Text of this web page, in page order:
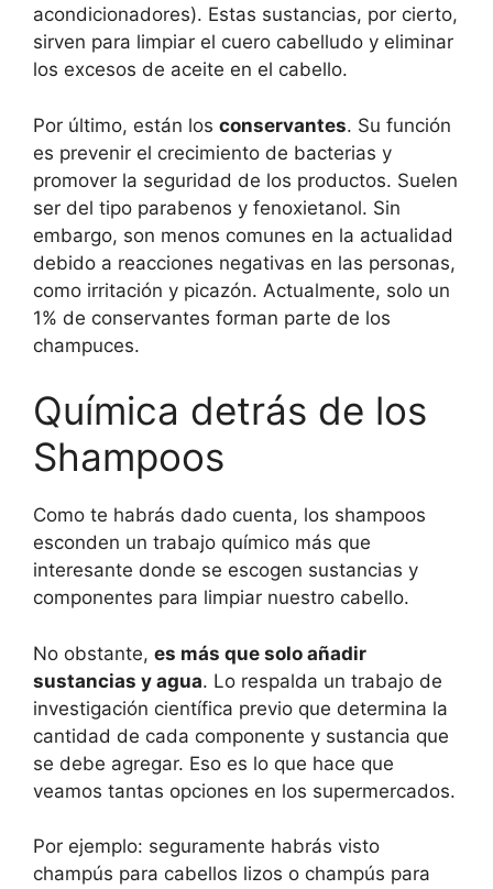
acondicionadores). Estas sustancias, por cierto,
sirven para limpiar el cuero cabelludo y eliminar
los excesos de aceite en el cabello.
Por último, están los conservantes. Su función
es prevenir el crecimiento de bacterias y
promover la seguridad de los productos. Suelen
ser del tipo parabenos y fenoxietanol. Sin
embargo, son menos comunes en la actualidad
debido a reacciones negativas en las personas,
como irritación y picazón. Actualmente, solo un
1% de conservantes forman parte de los
champuces.
Química detrás de los
Shampoos
Como te habrás dado cuenta, los shampoos
esconden un trabajo químico más que
interesante donde se escogen sustancias y
componentes para limpiar nuestro cabello.
No obstante, es más que solo añadir
sustancias y agua. Lo respalda un trabajo de
investigación científica previo que determina la
cantidad de cada componente y sustancia que
se debe agregar. Eso es lo que hace que
veamos tantas opciones en los supermercados.
Por ejemplo: seguramente habrás visto
champús para cabellos lizos o champús para